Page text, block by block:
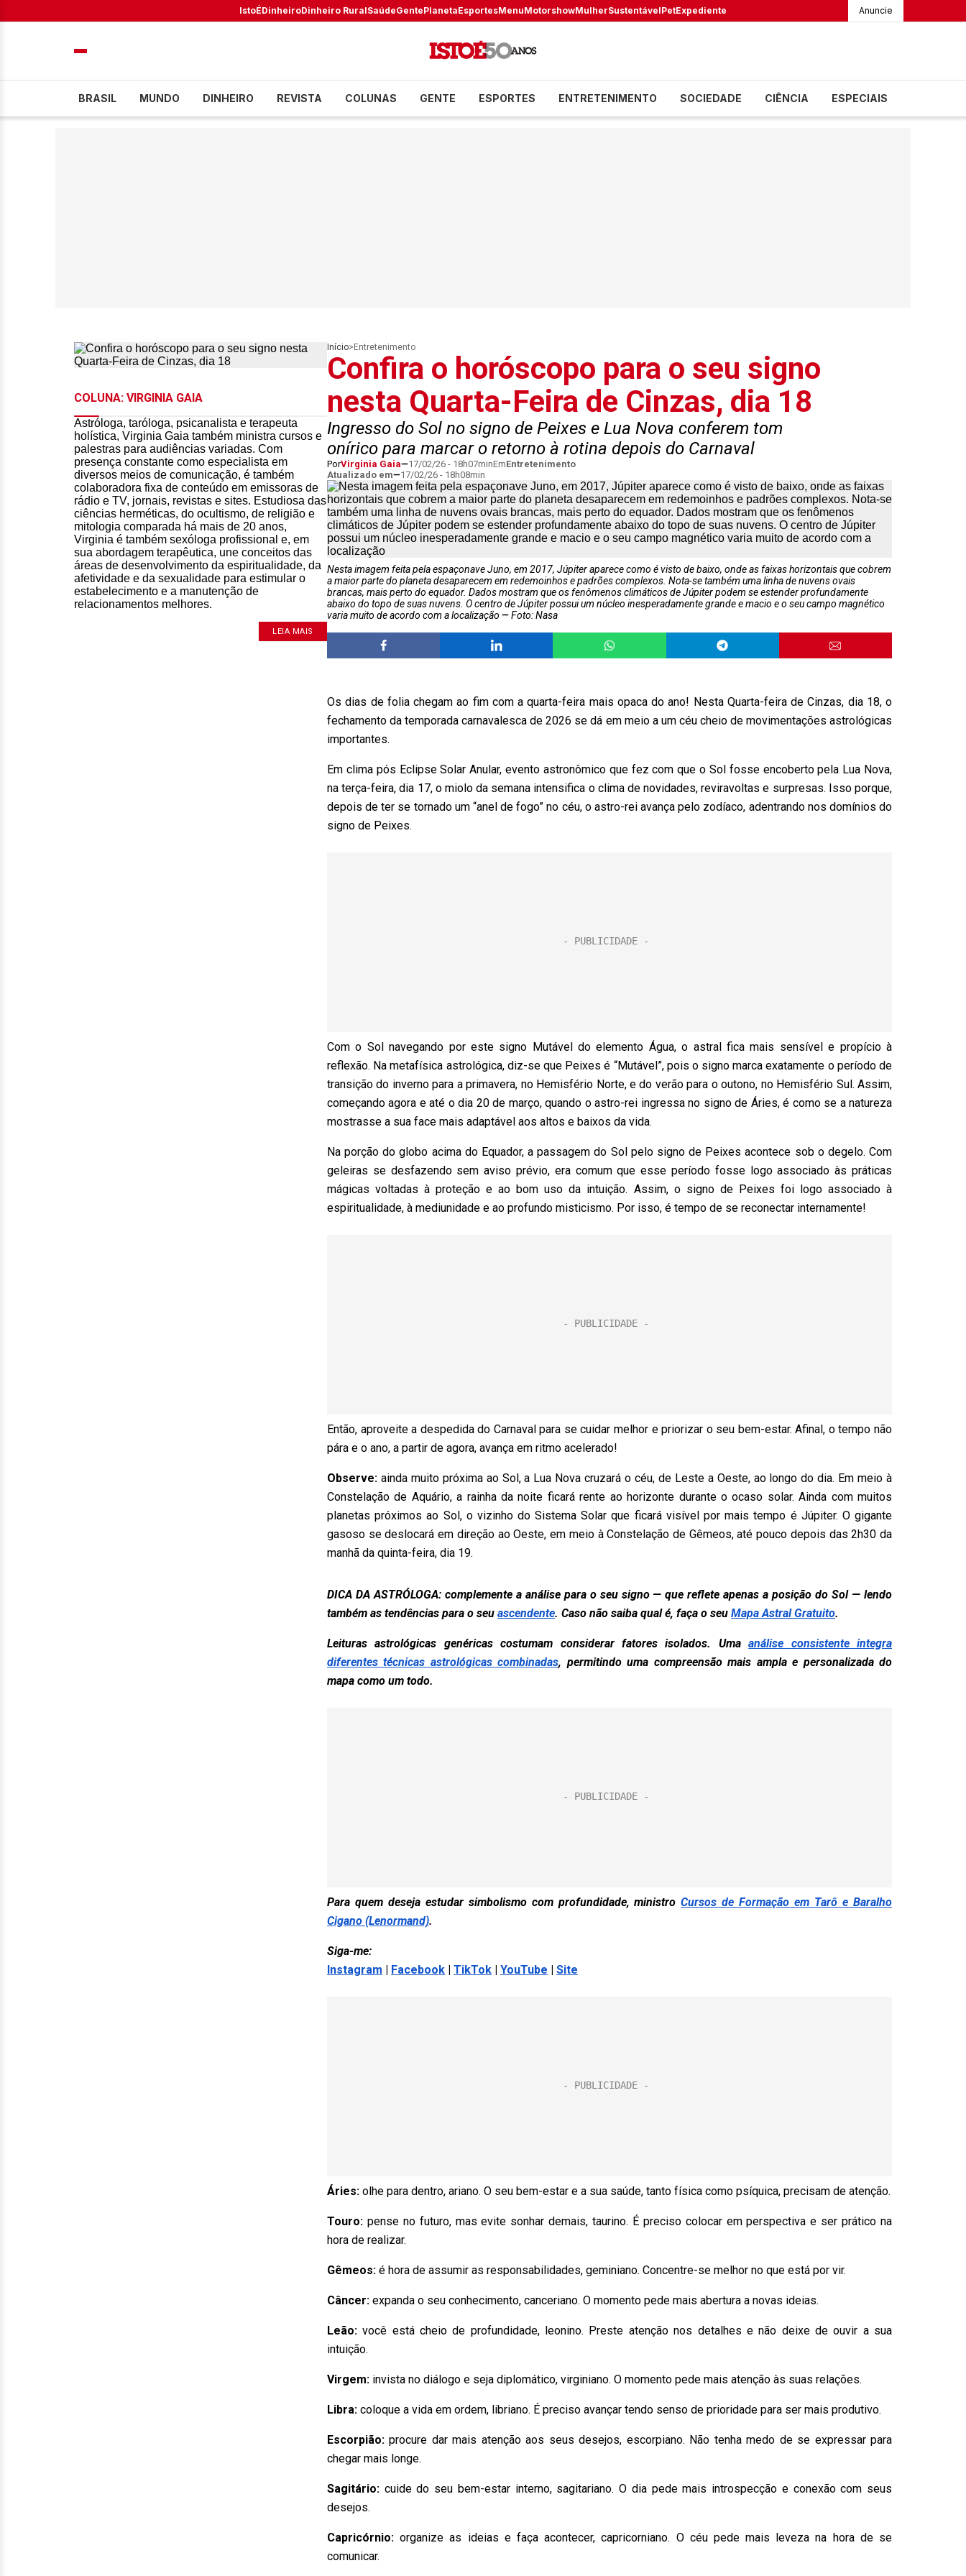
IstoÉDinheiroDinheiro RuralSaúdeGentePlanetaEsportesMenuMotorshowMulherSustentávelPetExpediente Anuncie
BRASIL MUNDO DINHEIRO REVISTA COLUNAS GENTE ESPORTES ENTRETENIMENTO SOCIEDADE CIÊNCIA ESPECIAIS
COLUNA: VIRGINIA GAIA
Astróloga, taróloga, psicanalista e terapeuta
holística, Virginia Gaia também ministra cursos e
palestras para audiências variadas. Com
presença constante como especialista em
diversos meios de comunicação, é também
colaboradora fixa de conteúdo em emissoras de
rádio e TV, jornais, revistas e sites. Estudiosa das
ciências herméticas, do ocultismo, de religião e
mitologia comparada há mais de 20 anos,
Virginia é também sexóloga profissional e, em
sua abordagem terapêutica, une conceitos das
áreas de desenvolvimento da espiritualidade, da
afetividade e da sexualidade para estimular o
estabelecimento e a manutenção de
relacionamentos melhores.
LEIA MAIS
Início> Entretenimento
Confira o horóscopo para o seu signo
nesta Quarta-Feira de Cinzas, dia 18
Ingresso do Sol no signo de Peixes e Lua Nova conferem tom
onírico para marcar o retorno à rotina depois do Carnaval
PorVirginia Gaia 17/02/26 - 18h07minEmEntretenimento
Atualizado em
17/02/26 - 18h08min
Nesta imagem feita pela espaçonave Juno, em 2017, Júpiter aparece como é visto de baixo, onde as faixas horizontais que cobrem
a maior parte do planeta desaparecem em redemoinhos e padrões complexos. Nota-se também uma linha de nuvens ovais
brancas, mais perto do equador. Dados mostram que os fenômenos climáticos de Júpiter podem se estender profundamente
abaixo do topo de suas nuvens. O centro de Júpiter possui um núcleo inesperadamente grande e macio e o seu campo magnético
varia muito de acordo com a localização
Foto: Nasa
Os dias de folia chegam ao fim com a quarta-feira mais opaca do ano! Nesta Quarta-feira de Cinzas, dia 18, o
fechamento da temporada carnavalesca de 2026 se dá em meio a um céu cheio de movimentações astrológicas
importantes.
Em clima pós Eclipse Solar Anular, evento astronômico que fez com que o Sol fosse encoberto pela Lua Nova,
na terça-feira, dia 17, o miolo da semana intensifica o clima de novidades, reviravoltas e surpresas. Isso porque,
depois de ter se tornado um “anel de fogo” no céu, o astro-rei avança pelo zodíaco, adentrando nos domínios do
signo de Peixes.
Com o Sol navegando por este signo Mutável do elemento Água, o astral fica mais sensível e propício à
reflexão. Na metafísica astrológica, diz-se que Peixes é “Mutável”, pois o signo marca exatamente o período de
transição do inverno para a primavera, no Hemisfério Norte, e do verão para o outono, no Hemisfério Sul. Assim,
começando agora e até o dia 20 de março, quando o astro-rei ingressa no signo de Áries, é como se a natureza
mostrasse a sua face mais adaptável aos altos e baixos da vida.
Na porção do globo acima do Equador, a passagem do Sol pelo signo de Peixes acontece sob o degelo. Com
geleiras se desfazendo sem aviso prévio, era comum que esse período fosse logo associado às práticas
mágicas voltadas à proteção e ao bom uso da intuição. Assim, o signo de Peixes foi logo associado à
espiritualidade, à mediunidade e ao profundo misticismo. Por isso, é tempo de se reconectar internamente!
Então, aproveite a despedida do Carnaval para se cuidar melhor e priorizar o seu bem-estar. Afinal, o tempo não
pára e o ano, a partir de agora, avança em ritmo acelerado!
Observe: ainda muito próxima ao Sol, a Lua Nova cruzará o céu, de Leste a Oeste, ao longo do dia. Em meio à
Constelação de Aquário, a rainha da noite ficará rente ao horizonte durante o ocaso solar. Ainda com muitos
planetas próximos ao Sol, o vizinho do Sistema Solar que ficará visível por mais tempo é Júpiter. O gigante
gasoso se deslocará em direção ao Oeste, em meio à Constelação de Gêmeos, até pouco depois das 2h30 da
manhã da quinta-feira, dia 19.
DICA DA ASTRÓLOGA: complemente a análise para o seu signo — que reflete apenas a posição do Sol — lendo
também as tendências para o seu ascendente. Caso não saiba qual é, faça o seu Mapa Astral Gratuito.
Leituras astrológicas genéricas costumam considerar fatores isolados. Umaanálise consistente integra
diferentes técnicas astrológicas combinadas, permitindo uma compreensão mais ampla e personalizada do
mapa como um todo.
Para quem deseja estudar simbolismo com profundidade, ministroCursos de Formação em Tarô e Baralho
Cigano (Lenormand).
Siga-me:
Instagram | Facebook | TikTok | YouTube | Site
Áries: olhe para dentro, ariano. O seu bem-estar e a sua saúde, tanto física como psíquica, precisam de atenção.
Touro: pense no futuro, mas evite sonhar demais, taurino. É preciso colocar em perspectiva e ser prático na
hora de realizar.
Gêmeos: é hora de assumir as responsabilidades, geminiano. Concentre-se melhor no que está por vir.
Câncer: expanda o seu conhecimento, canceriano. O momento pede mais abertura a novas ideias.
Leão:você está cheio de profundidade, leonino. Preste atenção nos detalhes e não deixe de ouvir a sua
intuição.
Virgem: invista no diálogo e seja diplomático, virginiano. O momento pede mais atenção às suas relações.
Libra: coloque a vida em ordem, libriano. É preciso avançar tendo senso de prioridade para ser mais produtivo.
Escorpião:procure dar mais atenção aos seus desejos, escorpiano. Não tenha medo de se expressar para
chegar mais longe.
Sagitário: cuide do seu bem-estar interno, sagitariano. O dia pede mais introspecção e conexão com seus
desejos.
Capricórnio:organize as ideias e faça acontecer, capricorniano. O céu pede mais leveza na hora de se
comunicar.